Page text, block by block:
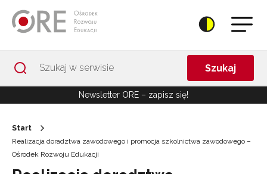
Szukaj
Newsletter ORE – zapisz się!
Start
Realizacja doradztwa zawodowego i promocja szkolnictwa zawodowego –
Ośrodek Rozwoju Edukacji